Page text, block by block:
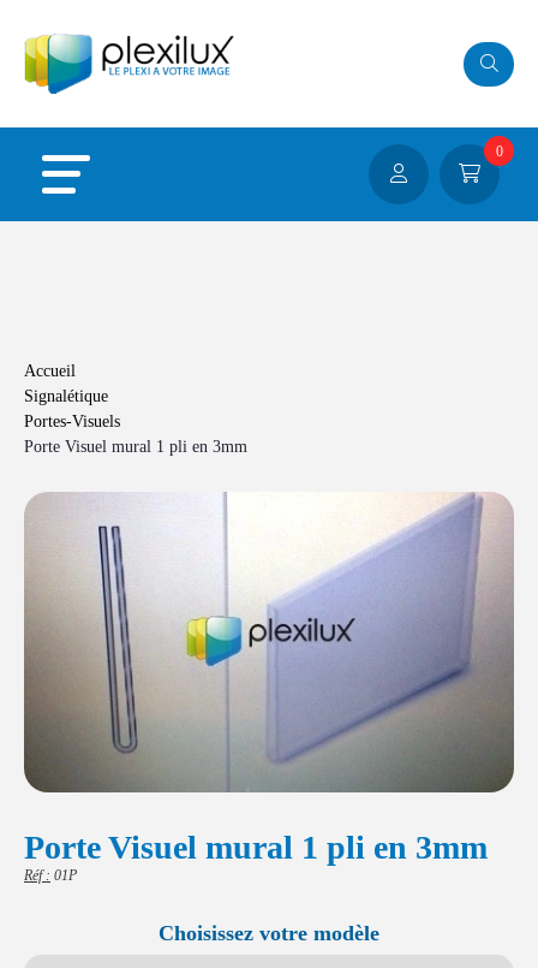
0
Accueil
Signalétique
Portes-Visuels
Porte Visuel mural 1 pli en 3mm
Porte Visuel mural 1 pli en 3mm
Réf : 01P
Choisissez votre modèle